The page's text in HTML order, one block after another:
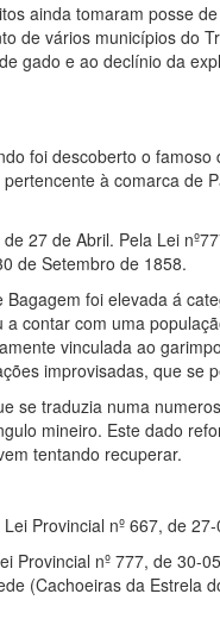
ainda tomaram posse
de vários municípios do
gado e ao declínio da
foi descoberto o famoso
à comarca de
27 de Abril. Pela Lei
de Setembro de 1858.
foi elevada á
contar com uma
vinculada ao
improvisadas, que se
se traduzia numa
mineiro. Este dado
tentando recuperar.
Provincial nº 667, de
Provincial nº 777, de 30-
(Cachoeiras da Estrela